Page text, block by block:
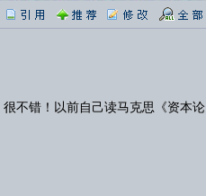
很不错！以前自己读马克思《资本